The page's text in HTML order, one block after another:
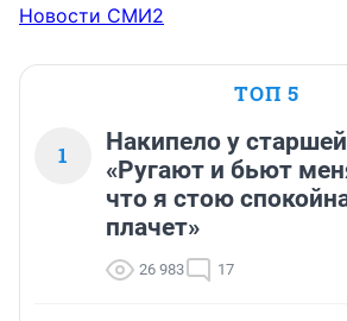
Новости СМИ2
ТОП 5
1
Накипело у
«Ругают и бьют
что я стою
плачет»
26 983 17